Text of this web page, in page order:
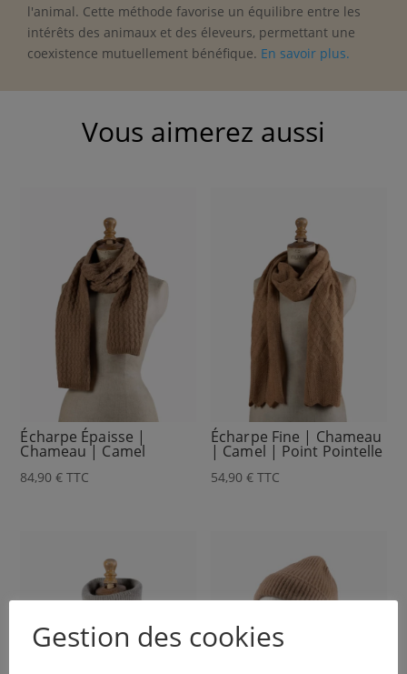
l'animal. Cette méthode favorise un équilibre entre les
intérêts des animaux et des éleveurs, permettant une
coexistence mutuellement bénéfique. En savoir plus.
Vous aimerez aussi
Écharpe Épaisse |
Chameau | Camel
84,90€ TTC
Écharpe Fine | Chameau
| Camel | Point Pointelle
54,90€ TTC
Gestion des cookies